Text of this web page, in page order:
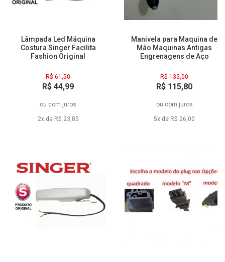
Lâmpada Led Máquina
Costura Singer Facilita
Fashion Original
R$ 61,50
R$ 44,99
ou
2x de R$ 23,85
com juros
Manivela para Maquina de
Mão Maquinas Antigas
Engrenagens de Aço
R$ 135,00
R$ 115,80
ou
5x de R$ 26,00
com juros